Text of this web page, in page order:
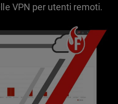
VPN per utenti remoti.